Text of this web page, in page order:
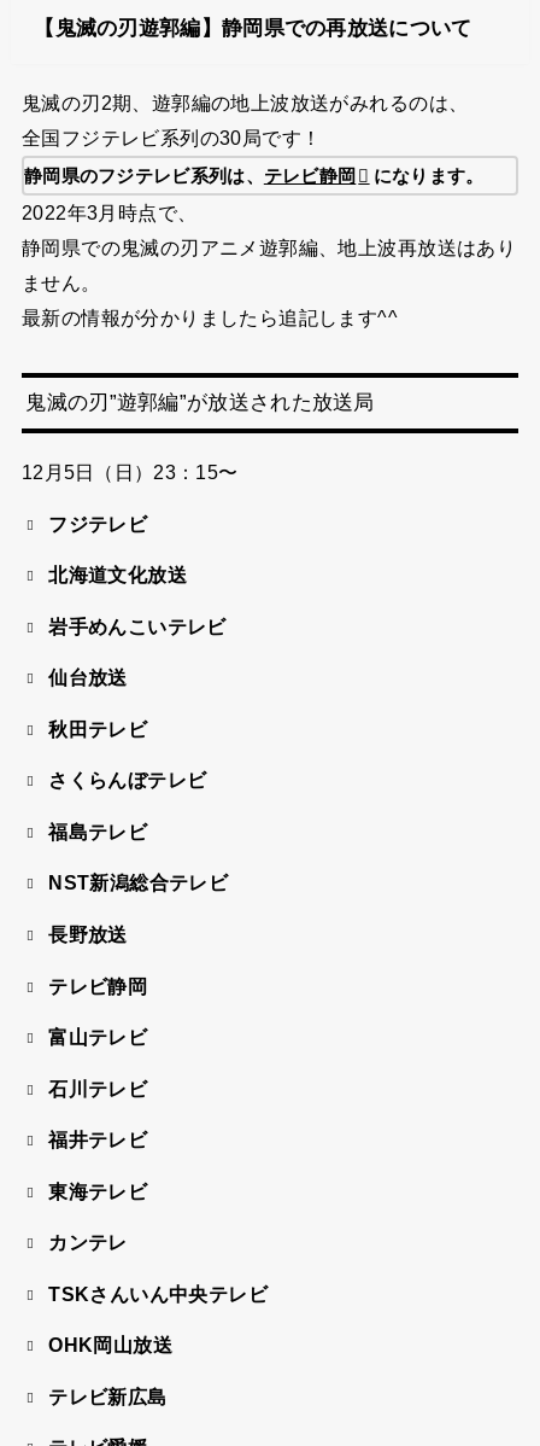
【鬼滅の刃遊郭編】静岡県での再放送について
鬼滅の刃2期、遊郭編の地上波放送がみれるのは、
全国フジテレビ系列の30局です！
静岡県のフジテレビ系列は、 テレビ静岡 になります。
2022年3月時点で、
静岡県での鬼滅の刃アニメ遊郭編、地上波再放送はあり
ません。
最新の情報が分かりましたら追記します^^
鬼滅の刃”遊郭編”が放送された放送局
12月5日（日）23：15〜
フジテレビ
北海道文化放送
岩手めんこいテレビ
仙台放送
秋田テレビ
さくらんぼテレビ
福島テレビ
NST新潟総合テレビ
長野放送
テレビ静岡
富山テレビ
石川テレビ
福井テレビ
東海テレビ
カンテレ
TSKさんいん中央テレビ
OHK岡山放送
テレビ新広島